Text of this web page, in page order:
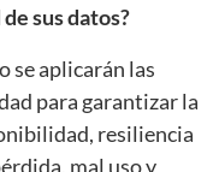
sus datos?
se aplicarán las
para garantizar la
resiliencia
mal uso y